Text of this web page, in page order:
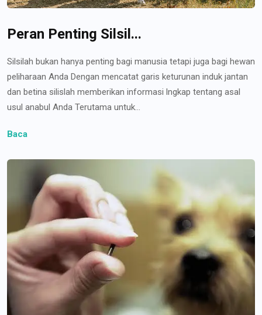
Peran Penting Silsil...
Silsilah bukan hanya penting bagi manusia tetapi juga bagi hewan
peliharaan Anda Dengan mencatat garis keturunan induk jantan
dan betina silislah memberikan informasi lngkap tentang asal
usul anabul Anda Terutama untuk...
Baca